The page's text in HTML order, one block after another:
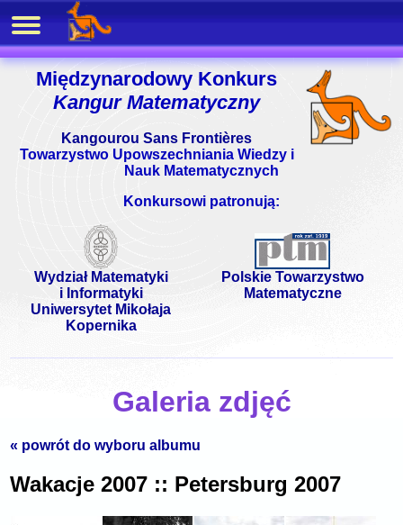
Międzynarodowy Konkurs
Kangur Matematyczny
Kangourou Sans Frontières
Towarzystwo Upowszechniania Wiedzy i
Nauk Matematycznych
Konkursowi patronują:
Wydział Matematyki
i Informatyki
Uniwersytet Mikołaja
Kopernika
Polskie Towarzystwo
Matematyczne
Galeria zdjęć
« powrót do wyboru albumu
Wakacje 2007 :: Petersburg 2007